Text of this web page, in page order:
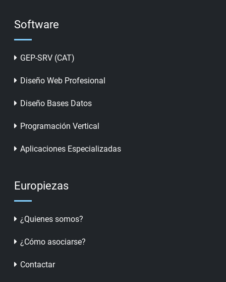
Software
GEP-SRV (CAT)
Diseño Web Profesional
Diseño Bases Datos
Programación Vertical
Aplicaciones Especializadas
Europiezas
¿Quienes somos?
¿Cómo asociarse?
Contactar